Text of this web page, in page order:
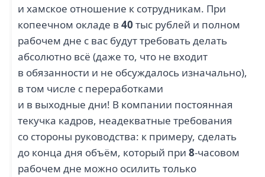
и хамское отношение к сотрудникам. При
копеечном окладе в 40 тыс рублей и полном
рабочем дне с вас будут требовать делать
абсолютно всё (даже то, что не входит
в обязанности и не обсуждалось изначально),
в том числе с переработками
и в выходные дни! В компании постоянная
текучка кадров, неадекватные требования
со стороны руководства: к примеру, сделать
до конца дня объём, который при 8-часовом
рабочем дне можно осилить только